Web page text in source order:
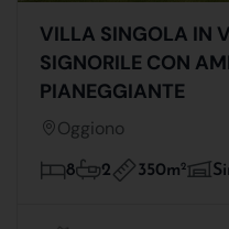
VILLA SINGOLA IN
SIGNORILE CON
PIANEGGIANTE
Oggiono
8 2 350m2